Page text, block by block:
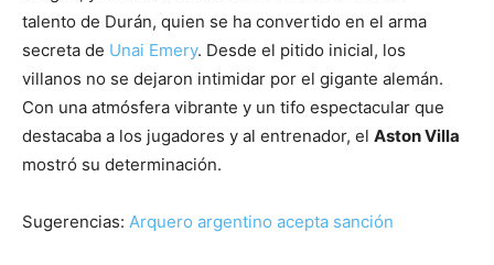
talento de Durán, quien se ha convertido en el arma
secreta de Unai Emery. Desde el pitido inicial, los
villanos no se dejaron intimidar por el gigante alemán.
Con una atmósfera vibrante y un tifo espectacular que
destacaba a los jugadores y al entrenador, el Aston Villa
mostró su determinación.
Sugerencias: Arquero argentino acepta sanción